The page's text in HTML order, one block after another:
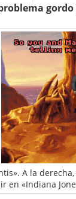
gordo
A la
«Indiana